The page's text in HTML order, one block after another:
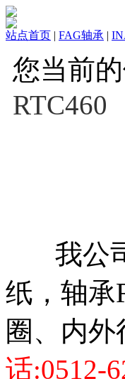
站点首页 | FAG轴承 |
您当前的
RTC460
我公司
纸，轴承
圈、内
话:0512-